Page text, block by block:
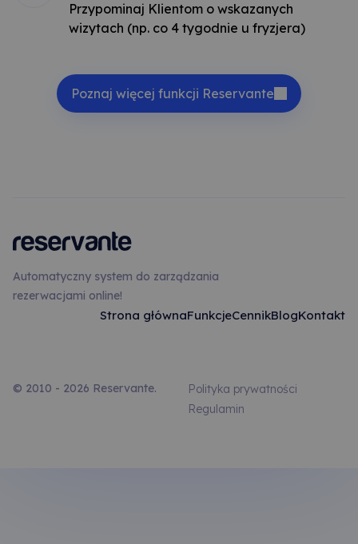
Przypominaj Klientom o wskazanych
wizytach (np. co 4 tygodnie u fryzjera)
Poznaj więcej funkcji Reservante
Automatyczny system do zarządzania
rezerwacjami online!
Strona głównaFunkcjeCennikBlogKontakt
© 2010 - 2026 Reservante.
Polityka prywatności
Regulamin